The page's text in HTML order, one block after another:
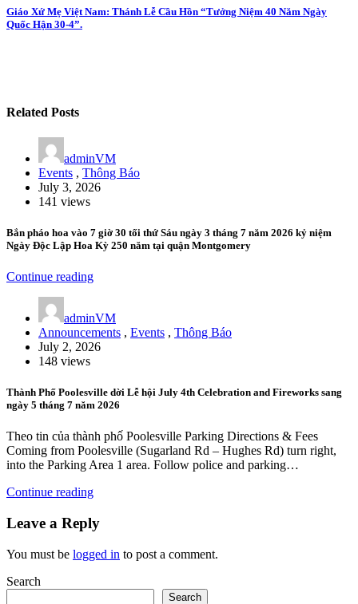
Giáo Xứ Mẹ Việt Nam: Thánh Lễ Cầu Hồn “Tưởng Niệm 40 Năm Ngày
Quốc Hận 30-4”.
Related Posts
adminVM
Events , Thông Báo
July 3, 2026
141 views
Bắn pháo hoa vào 7 giờ 30 tối thứ Sáu ngày 3 tháng 7 năm 2026 kỷ niệm
Ngày Độc Lập Hoa Kỳ 250 năm tại quận Montgomery
Continue reading
adminVM
Announcements , Events , Thông Báo
July 2, 2026
148 views
Thành Phố Poolesville dời Lễ hội July 4th Celebration and Fireworks sang
ngày 5 tháng 7 năm 2026
Theo tin của thành phố Poolesville Parking Directions & Fees
Coming from Poolesville (Sugarland Rd – Hughes Rd) turn right,
into the Parking Area 1 area. Follow police and parking…
Continue reading
Leave a Reply
You must be logged in to post a comment.
Search
Search